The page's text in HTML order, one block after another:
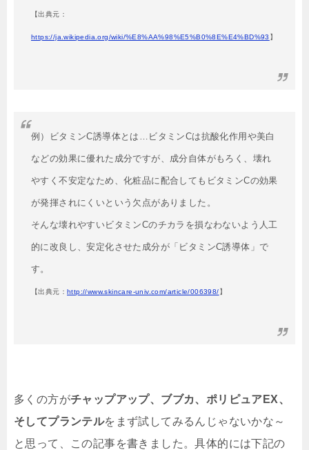
【出典元：
https://ja.wikipedia.org/wiki/%E8%AA%98%E5%B0%8E%E4%BD%93 】
例）ビタミンC誘導体とは…ビタミンCは抗酸化作用や美白
などの効果に優れた成分ですが、成分自体がもろく、壊れ
やすく不安定なため、化粧品に配合してもビタミンCの効果
が発揮されにくいという欠点がありました。
そんな壊れやすいビタミンCのチカラを損なわないよう人工
的に改良し、安定化させた成分が「ビタミンC誘導体」で
す。
【出典元： http://www.skincare-univ.com/article/006398/】
多くの方がチャップアップ、ブブカ、ポリピュアEX、
そしてプランテルをまず試してみるんじゃないかな～
と思って、この記事を書きました。具体的には下記の